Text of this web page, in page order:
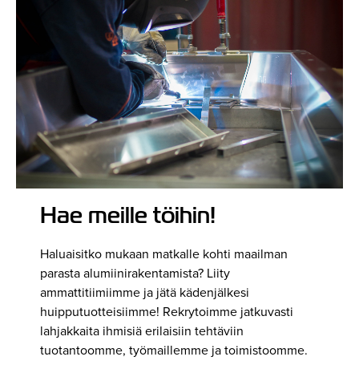
Hae meille töihin!
Haluaisitko mukaan matkalle kohti maailman
parasta alumiinirakentamista? Liity
ammattitiimiimme ja jätä kädenjälkesi
huipputuotteisiimme! Rekrytoimme jatkuvasti
lahjakkaita ihmisiä erilaisiin tehtäviin
tuotantoomme, työmaillemme ja toimistoomme.